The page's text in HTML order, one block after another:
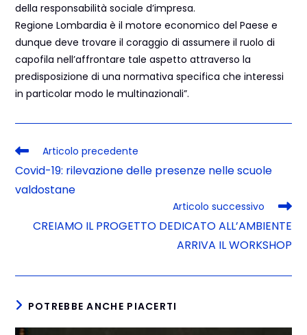
della responsabilità sociale d’impresa.
Regione Lombardia è il motore economico del Paese e
dunque deve trovare il coraggio di assumere il ruolo di
capofila nell’affrontare tale aspetto attraverso la
predisposizione di una normativa specifica che interessi
in particolar modo le multinazionali”.
Articolo precedente
Covid-19: rilevazione delle presenze nelle scuole
valdostane
Articolo successivo
CREIAMO IL PROGETTO DEDICATO ALL’AMBIENTE
ARRIVA IL WORKSHOP
POTREBBE ANCHE PIACERTI